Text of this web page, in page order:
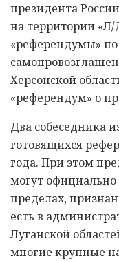
президента
на территории
«референдумы»
Херсонской
«референдум» о
Два собеседника
готовящихся
года. При этом
могут
пределах,
есть в
Луганской
многие крупные